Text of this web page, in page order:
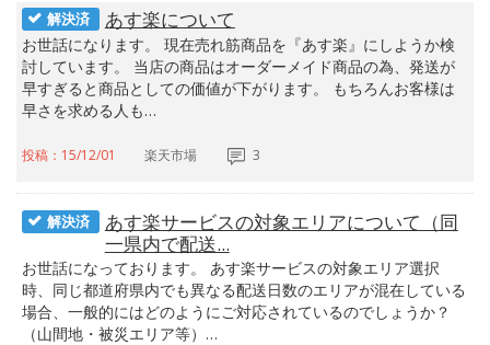
解決済 あす楽について
お世話になります。 現在売れ筋商品を『あす楽』にしようか検
討しています。 当店の商品はオーダーメイド商品の為、発送が
早すぎると商品としての価値が下がります。 もちろんお客様は
早さを求める人も…
投稿：15/12/01 楽天市場 3
解決済
あす楽サービスの対象エリアについて（同
一県内で配送...
お世話になっております。 あす楽サービスの対象エリア選択
時、同じ都道府県内でも異なる配送日数のエリアが混在している
場合、一般的にはどのようにご対応されているのでしょうか？
（山間地・被災エリア等）…